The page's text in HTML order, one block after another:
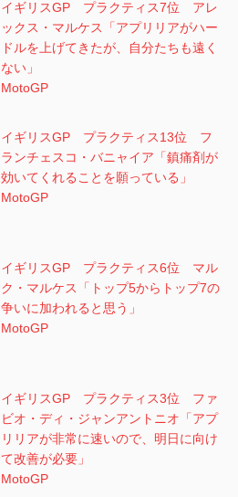
イギリスGP プラクティス7位 アレ
ックス・マルケス「アプリリアがハー
ドルを上げてきたが、自分たちも遠く
ない」
MotoGP
イギリスGP プラクティス13位 フ
ランチェスコ・バニャイア「鎮痛剤が
効いてくれることを願っている」
MotoGP
イギリスGP プラクティス6位 マル
ク・マルケス「トップ5からトップ7の
争いに加われると思う」
MotoGP
イギリスGP プラクティス3位 ファ
ビオ・ディ・ジャンアントニオ「アプ
リリアが非常に速いので、明日に向け
て改善が必要」
MotoGP